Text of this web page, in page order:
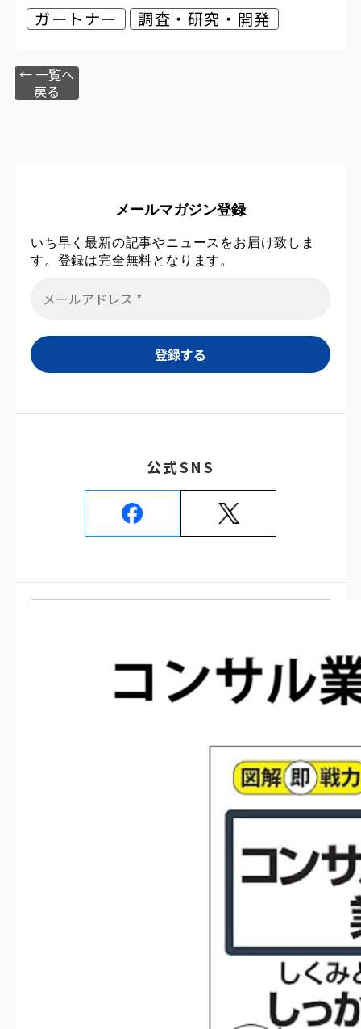
ガートナー 調査・研究・開発
← 一覧へ
戻る
メールマガジン登録
いち早く最新の記事やニュースをお届け致しま
す。登録は完全無料となります。
公式SNS